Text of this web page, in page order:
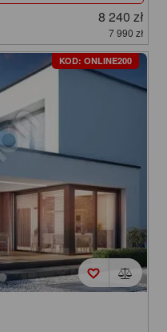
8 240 zł
7 990 zł
KOD: ONLINE200